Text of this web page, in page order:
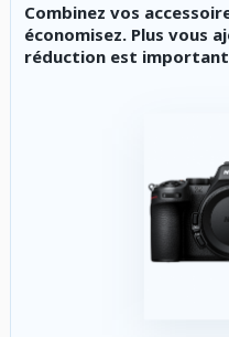
Combinez vos
économisez. Plus vous
réduction est